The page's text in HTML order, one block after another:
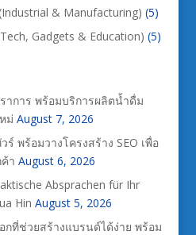
& Manufacturing) (5)
Gadgets & Education) (5)
การ พร้อมบริการผลิตน้ำดื่ม
ม่ August 7, 2026
พร้อมวางโครงสร้าง SEO เพื่อ
า August 6, 2026
Absprachen für Ihr
Hin August 5, 2026
กที่ช่วยสร้างแบรนด์ได้ง่าย พร้อม